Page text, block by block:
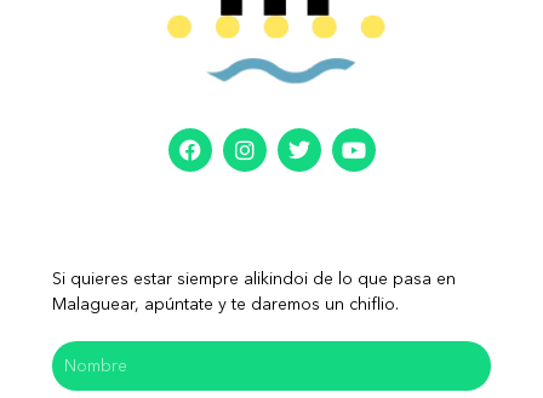
Si quieres estar siempre alikindoi de lo que pasa en
Malaguear, apúntate y te daremos un chiflio.